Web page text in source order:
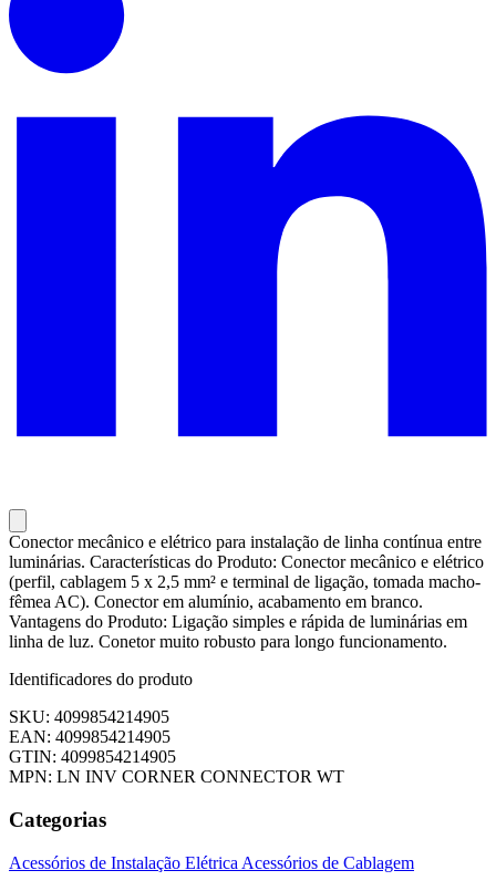
Conector mecânico e elétrico para instalação de linha contínua entre
luminárias. Características do Produto: Conector mecânico e elétrico
(perfil, cablagem 5 x 2,5 mm² e terminal de ligação, tomada macho-
fêmea AC). Conector em alumínio, acabamento em branco.
Vantagens do Produto: Ligação simples e rápida de luminárias em
linha de luz. Conetor muito robusto para longo funcionamento.
Identificadores do produto
SKU: 4099854214905
EAN: 4099854214905
GTIN: 4099854214905
MPN: LN INV CORNER CONNECTOR WT
Categorias
Acessórios de Instalação Elétrica Acessórios de Cablagem